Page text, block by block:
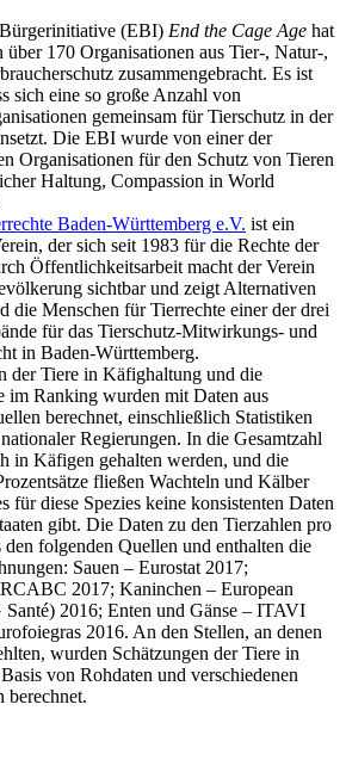
(EBI) End the Cage Age hat
170 Organisationen aus Tier-, Natur-,
zusammengebracht. Es ist
sich eine so große Anzahl von
gemeinsam für Tierschutz in der
Die EBI wurde von einer der
Organisationen für den Schutz von Tieren
Haltung, Compassion in World
Baden-Württemberg e.V. ist ein
der sich seit 1983 für die Rechte der
Öffentlichkeitsarbeit macht der Verein
sichtbar und zeigt Alternativen
die Menschen für Tierrechte einer der drei
für das Tierschutz-Mitwirkungs- und
in Baden-Württemberg.
der Tiere in Käfighaltung und die
im Ranking wurden mit Daten aus
berechnet, einschließlich Statistiken
Regierungen. In die Gesamtzahl
in Käfigen gehalten werden, und die
fließen Wachteln und Kälber
für diese Spezies keine konsistenten Daten
gibt. Die Daten zu den Tierzahlen pro
den folgenden Quellen und enthalten die
Sauen – Eurostat 2017;
2017; Kaninchen – European
2016; Enten und Gänse – ITAVI
2016. An den Stellen, an denen
wurden Schätzungen der Tiere in
von Rohdaten und verschiedenen
berechnet.